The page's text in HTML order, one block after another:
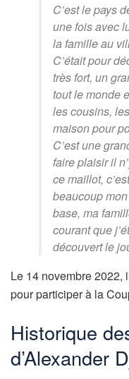
C’est le pays
une fois avec
la famille au
C’était pour
très fort, un
tout le monde
les cousins,
maison pour
C’est une
faire plaisir il
ce maillot,
beaucoup
base, ma
courant que
découvert le
Le 14 novembre 2022,
pour participer à la
Historique
d’Alexander